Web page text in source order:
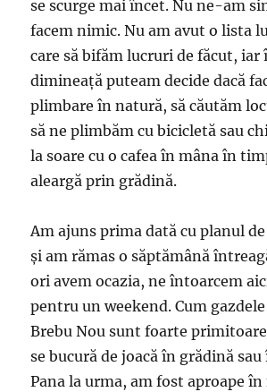
se scurge mai încet. Nu ne-am
facem nimic. Nu am avut o lista
care să bifăm lucruri de făcut, iar
dimineață puteam decide dacă
plimbare în natură, să căutăm
să ne plimbăm cu bicicletă sau
la soare cu o cafea în mâna în
aleargă prin grădină.
Am ajuns prima dată cu planul
și am rămas o săptămână
ori avem ocazia, ne întoarcem
pentru un weekend. Cum
Brebu Nou sunt foarte
se bucură de joacă în grădină
Pana la urma, am fost aproape în